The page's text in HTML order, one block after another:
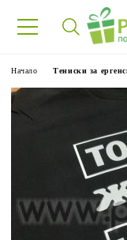
Начало Тениски за